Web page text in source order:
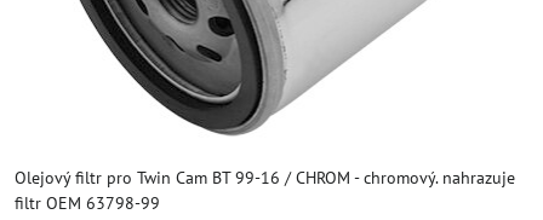
Olejový filtr pro Twin Cam BT 99-16 / CHROM - chromový. nahrazuje
filtr OEM 63798-99